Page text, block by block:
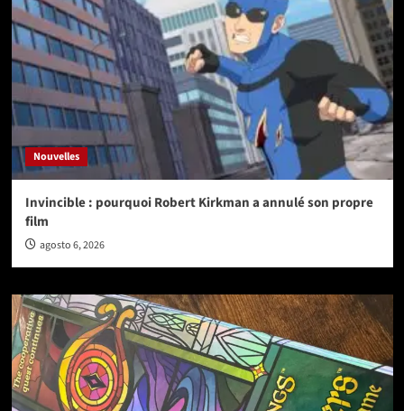
Nouvelles
Invincible : pourquoi Robert Kirkman a annulé son propre
film
agosto 6, 2026